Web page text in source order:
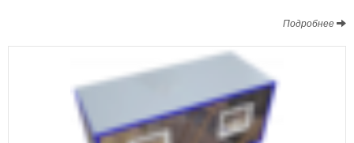
Подробнее